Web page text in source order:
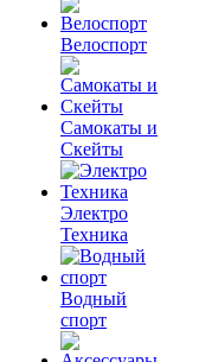
Велоспорт
Самокаты и
Скейты
Электро
Техника
Водный
спорт